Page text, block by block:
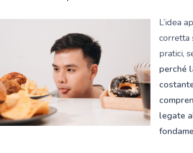
L’idea
corretta
pratici,
perché
legate